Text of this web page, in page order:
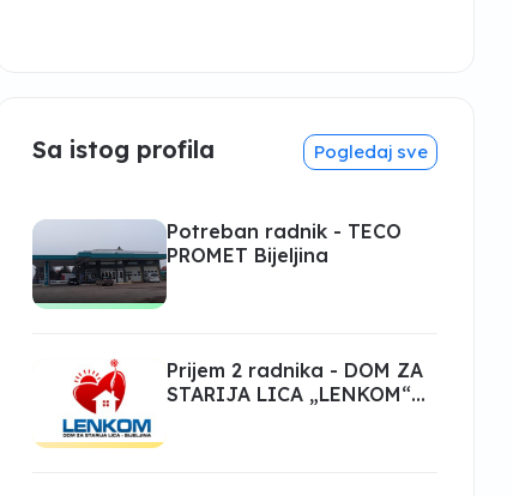
Sa istog profila Pogledaj sve
Potreban radnik - TECO
PROMET Bijeljina
Prijem 2 radnika - DOM ZA
STARIJA LICA „LENKOM“